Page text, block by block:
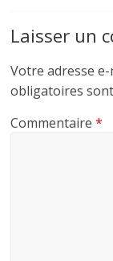
Laisser un
Votre adresse
obligatoires
Commentaire*